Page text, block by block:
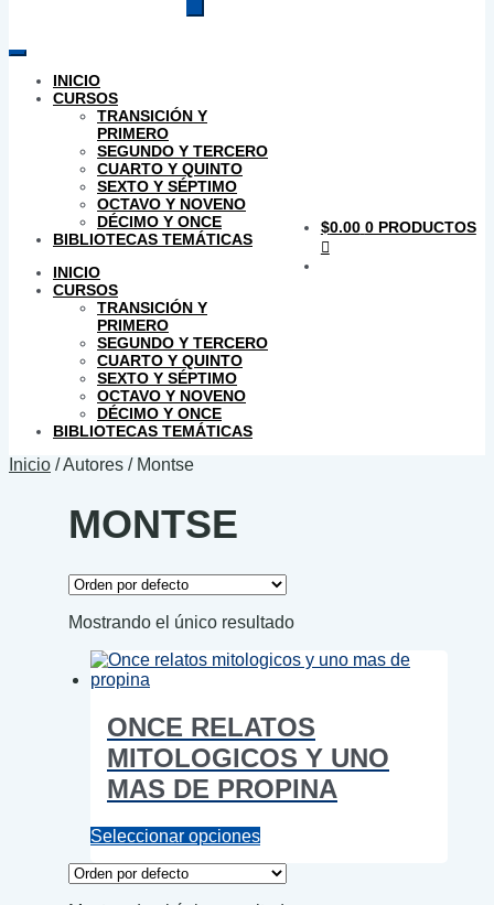
productos
INICIO
CURSOS
TRANSICIÓN Y
PRIMERO
SEGUNDO Y TERCERO
CUARTO Y QUINTO
SEXTO Y SÉPTIMO
OCTAVO Y NOVENO
DÉCIMO Y ONCE
BIBLIOTECAS TEMÁTICAS
INICIO
CURSOS
TRANSICIÓN Y
PRIMERO
SEGUNDO Y TERCERO
CUARTO Y QUINTO
SEXTO Y SÉPTIMO
OCTAVO Y NOVENO
DÉCIMO Y ONCE
BIBLIOTECAS TEMÁTICAS
$0.00 0 PRODUCTOS
Inicio /Autores / Montse
MONTSE
Mostrando el único resultado
ONCE RELATOS
MITOLOGICOS Y UNO
MAS DE PROPINA
Seleccionar opcionesEste
tiene